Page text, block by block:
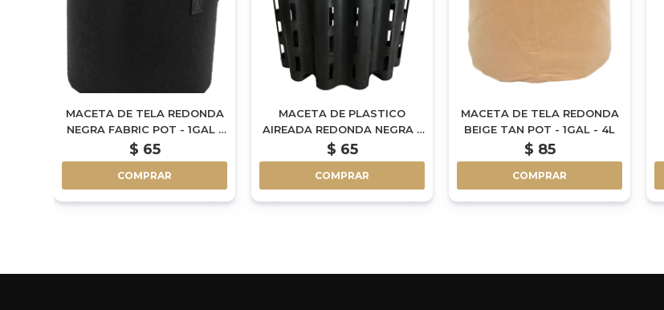
MACETA DE TELA REDONDA
NEGRA FABRIC POT - 1GAL -
4L
$ 65
COMPRAR
MACETA DE PLASTICO
AIREADA REDONDA NEGRA -
1.3L
$ 65
COMPRAR
MACETA DE TELA REDONDA
BEIGE TAN POT - 1GAL - 4L
$ 85
COMPRAR